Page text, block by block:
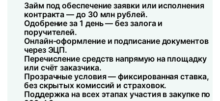
Займ под обеспечение заявки или исполнения
контракта — до 30 млн рублей.
Одобрение за 1 день — без залога и
поручителей.
Онлайн-оформление и подписание документов
через ЭЦП.
Перечисление средств напрямую на площадку
или счёт заказчика.
Прозрачные условия — фиксированная ставка,
без скрытых комиссий и страховок.
Поддержка на всех этапах участия в закупке по